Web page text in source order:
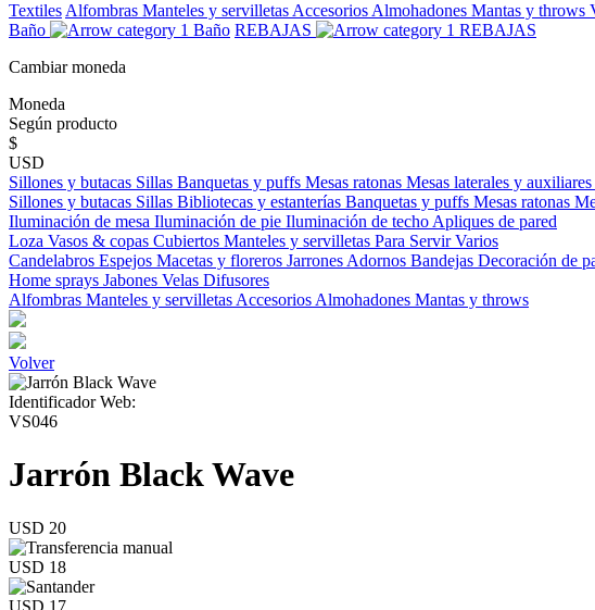
Textiles Alfombras Manteles y servilletas Accesorios Almohadones Mantas y throws
Baño
Baño REBAJAS
REBAJAS
Cambiar moneda
Moneda
Según producto
$
USD
Sillones y butacas Sillas Banquetas y puffs Mesas ratonas Mesas laterales y auxiliares
Sillones y butacas Sillas Bibliotecas y estanterías Banquetas y puffs Mesas ratonas
Iluminación de mesa Iluminación de pie Iluminación de techo Apliques de pared
Loza Vasos & copas Cubiertos Manteles y servilletas Para ServirVarios
Candelabros Espejos Macetas y floreros Jarrones Adornos Bandejas Decoración de
Home sprays Jabones Velas Difusores
Alfombras Manteles y servilletas Accesorios Almohadones Mantas y throws
Volver
Identificador Web:
VS046
Jarrón Black Wave
USD 20
USD 18
USD 17